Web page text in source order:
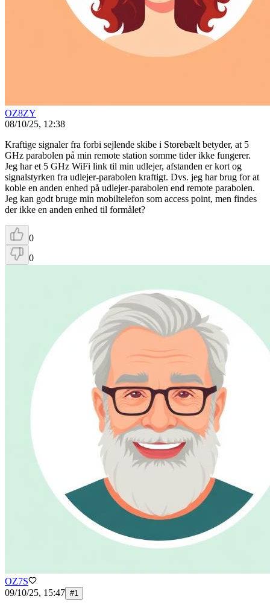
OZ8ZY
08/10/25, 12:38
Kraftige signaler fra forbi sejlende skibe i Storebælt betyder, at 5
GHz parabolen på min remote station somme tider ikke fungerer.
Jeg har et 5 GHz WiFi link til min udlejer, afstanden er kort og
signalstyrken fra udlejer-parabolen kraftigt. Dvs. jeg har brug for at
koble en anden enhed på udlejer-parabolen end remote parabolen.
Jeg kan godt bruge min mobiltelefon som access point, men findes
der ikke en anden enhed til formålet?
0
0
OZ7S
09/10/25, 15:47 #1